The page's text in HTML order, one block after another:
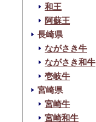
和王
阿蘇王
長崎県
ながさき牛
ながさき和牛
壱岐牛
宮崎県
宮崎牛
宮崎和牛